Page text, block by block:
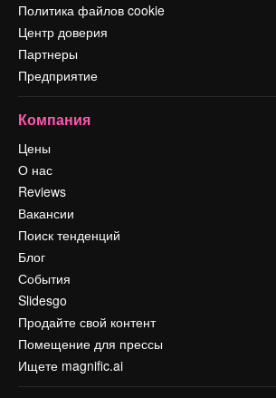
Политика файлов cookie
Центр доверия
Партнеры
Предприятие
Компания
Цены
О нас
Reviews
Вакансии
Поиск тенденций
Блог
События
Slidesgo
Продайте свой контент
Помещение для прессы
Ищете magnific.ai